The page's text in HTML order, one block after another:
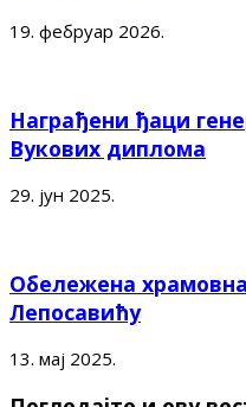
19. фебруар 2026.
Награђени ђаци
Вукових диплома
29. јун 2025.
Обележена
Лепосавићу
13. мај 2025.